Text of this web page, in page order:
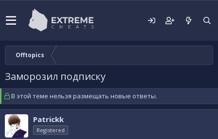
Offtopics
Заморозил подписку
В этой теме нельзя размещать новые ответы.
Patrickk
Registered